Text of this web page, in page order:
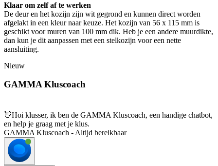
Klaar om zelf af te werken
De deur en het kozijn zijn wit gegrond en kunnen direct worden
afgelakt in een kleur naar keuze. Het kozijn van 56 x 115 mm is
geschikt voor muren van 100 mm dik. Heb je een andere muurdikte,
dan kun je dit aanpassen met een stelkozijn voor een nette
aansluiting.
Nieuw
GAMMA Kluscoach
👋Hoi klusser, ik ben de GAMMA Kluscoach, een handige chatbot,
en help je graag met je klus.
GAMMA Kluscoach - Altijd bereikbaar